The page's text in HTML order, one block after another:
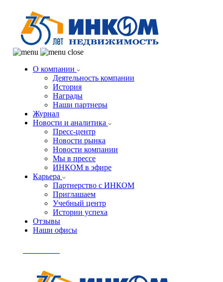
О компании
Деятельность компании
История
Награды
Наши партнеры
Журнал
Новости и аналитика
Пресс-центр
Новости рынка
Новости компании
Мы в прессе
ИНКОМ в эфире
Карьера
Партнерство с ИНКОМ
Приглашаем
Учебный центр
Истории успеха
Отзывы
Наши офисы